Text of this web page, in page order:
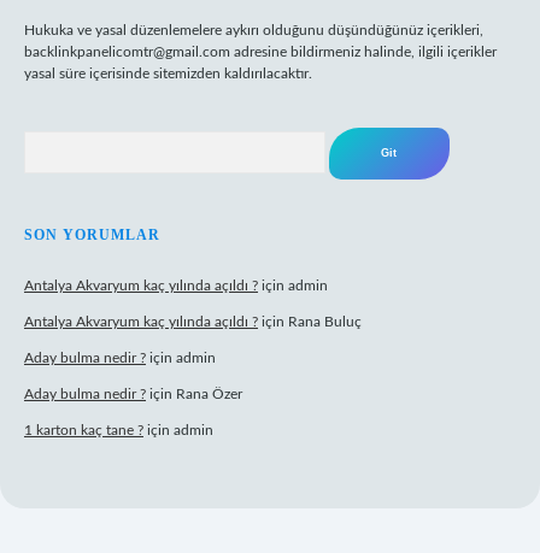
Hukuka ve yasal düzenlemelere aykırı olduğunu düşündüğünüz içerikleri,
backlinkpanelicomtr@gmail.com adresine bildirmeniz halinde, ilgili içerikler
yasal süre içerisinde sitemizden kaldırılacaktır.
SON YORUMLAR
Antalya Akvaryum kaç yılında açıldı ? için admin
Antalya Akvaryum kaç yılında açıldı ? için Rana Buluç
Aday bulma nedir ? için admin
Aday bulma nedir ? için Rana Özer
1 karton kaç tane ? için admin